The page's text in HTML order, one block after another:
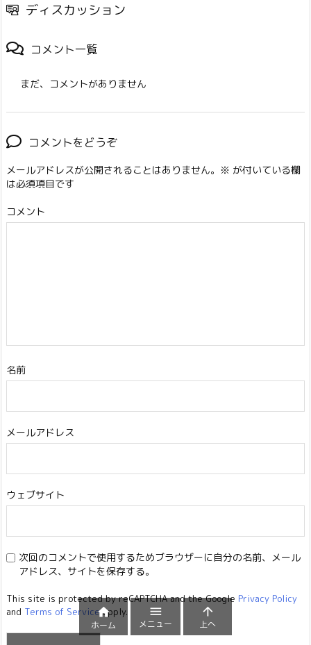
ディスカッション
コメント一覧
まだ、コメントがありません
コメントをどうぞ
メールアドレスが公開されることはありません。 ※ が付いている欄
は必須項目です
コメント
名前
メールアドレス
ウェブサイト
次回のコメントで使用するためブラウザーに自分の名前、メール
アドレス、サイトを保存する。
This site is protected by reCAPTCHA and the Google Privacy Policy
and Terms of Serviceapply.

ホーム

メニュー

上へ